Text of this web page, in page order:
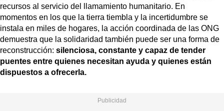
recursos al servicio del llamamiento humanitario. En
momentos en los que la tierra tiembla y la incertidumbre se
instala en miles de hogares, la acción coordinada de las ONG
demuestra que la solidaridad también puede ser una forma de
reconstrucción: silenciosa, constante y capaz de tender
puentes entre quienes necesitan ayuda y quienes están
dispuestos a ofrecerla.